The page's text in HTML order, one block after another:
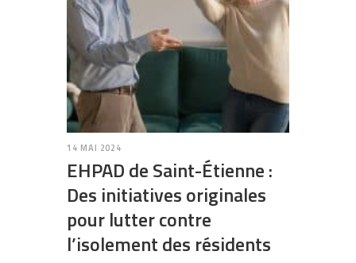
14 MAI 2024
EHPAD de Saint-Étienne :
Des initiatives originales
pour lutter contre
l’isolement des résidents